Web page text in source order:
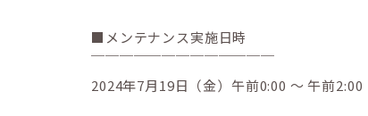
■メンテナンス実施日時
￣￣￣￣￣￣￣￣￣￣￣￣￣
2024年7月19日（金）午前0:00 ～ 午前2:00